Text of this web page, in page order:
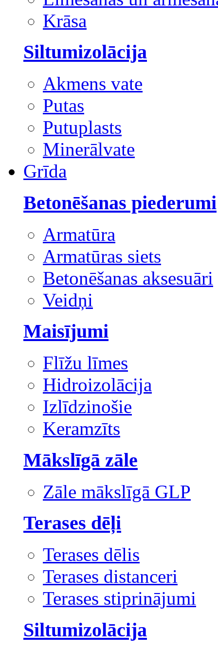
Krāsa
Siltumizolācija
Akmens vate
Putas
Putuplasts
Minerālvate
Grīda
Betonēšanas piederumi
Armatūra
Armatūras siets
Betonēšanas aksesuāri
Veidņi
Maisījumi
Flīžu līmes
Hidroizolācija
Izlīdzinošie
Keramzīts
Mākslīgā zāle
Zāle mākslīgā GLP
Terases dēļi
Terases dēlis
Terases distanceri
Terases stiprinājumi
Siltumizolācija